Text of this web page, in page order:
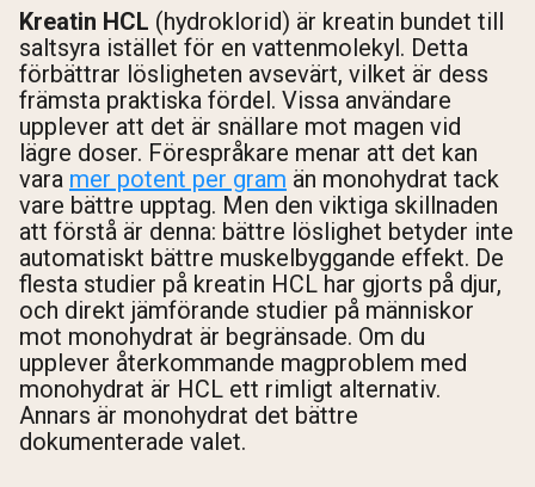
Kreatin HCL (hydroklorid) är kreatin bundet till
saltsyra istället för en vattenmolekyl. Detta
förbättrar lösligheten avsevärt, vilket är dess
främsta praktiska fördel. Vissa användare
upplever att det är snällare mot magen vid
lägre doser. Förespråkare menar att det kan
vara mer potent per gram än monohydrat tack
vare bättre upptag. Men den viktiga skillnaden
att förstå är denna: bättre löslighet betyder inte
automatiskt bättre muskelbyggande effekt. De
flesta studier på kreatin HCL har gjorts på djur,
och direkt jämförande studier på människor
mot monohydrat är begränsade. Om du
upplever återkommande magproblem med
monohydrat är HCL ett rimligt alternativ.
Annars är monohydrat det bättre
dokumenterade valet.